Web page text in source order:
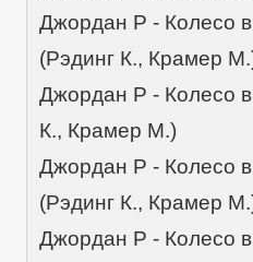
Джордан Р - Колесо
(Рэдинг К., Крамер
Джордан Р - Колесо
К., Крамер М.)
Джордан Р - Колесо
(Рэдинг К., Крамер
Джордан Р - Колесо